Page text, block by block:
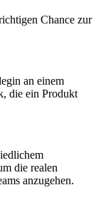
Chance zur
an einem
die ein Produkt
die realen
anzugehen.